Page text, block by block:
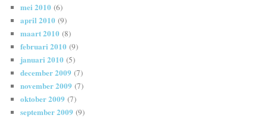
mei 2010 (6)
april 2010 (9)
maart 2010 (8)
februari 2010 (9)
januari 2010 (5)
december 2009 (7)
november 2009 (7)
oktober 2009 (7)
september 2009 (9)